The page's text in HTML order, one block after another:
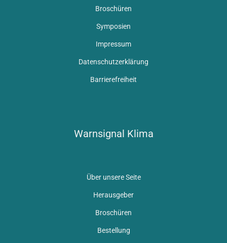
Broschüren
Symposien
Impressum
Datenschutzerklärung
Barrierefreiheit
Warnsignal Klima
Über unsere Seite
Herausgeber
Broschüren
Bestellung